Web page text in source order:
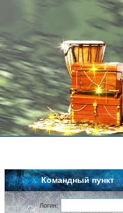
Командный пункт
Логин: